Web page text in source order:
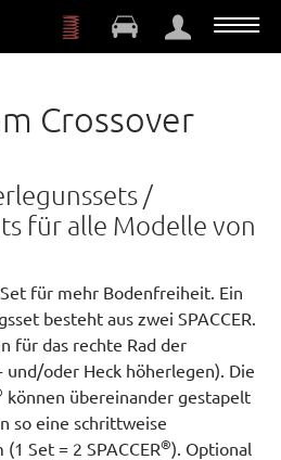
Crossover
/
für alle Modelle von
für mehr Bodenfreiheit. Ein
besteht aus zwei SPACCER.
für das rechte Rad der
und/oder Heck höherlegen). Die
können übereinander gestapelt
so eine schrittweise
Set = 2 SPACCER®). Optional